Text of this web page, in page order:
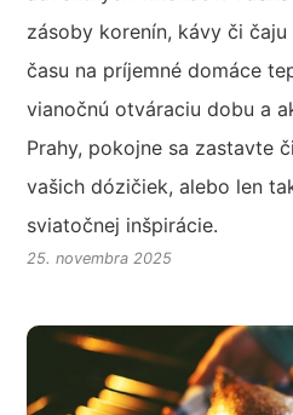
25. novembra 2025
zásoby korenín, kávy či
času na príjemné domáce
vianočnú otváraciu dobu a
Prahy, pokojne sa zastavte
vašich dózičiek, alebo len
sviatočnej inšpirácie.